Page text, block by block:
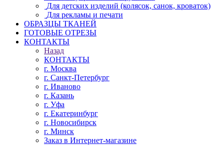
Для детских изделий (колясок, санок, кроваток)
Для рекламы и печати
ОБРАЗЦЫ ТКАНЕЙ
ГОТОВЫЕ ОТРЕЗЫ
КОНТАКТЫ
Назад
КОНТАКТЫ
г. Москва
г. Санкт-Петербург
г. Иваново
г. Казань
г. Уфа
г. Екатеринбург
г. Новосибирск
г. Минск
Заказ в Интернет-магазине